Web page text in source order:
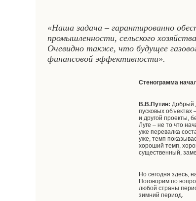
«Наша задача – гарантированно
промышленности, сельского
Очевидно также, что будущее
финансовой эффективности».
Стенограмма
В.В.Путин:Добрый
пусковых объектах
и другой проекты,
Луге – не то что
уже перевалка
уже, темп
хороший темп,
существенный,
Но сегодня здесь,
Поговорим по
любой страны
зимний период.